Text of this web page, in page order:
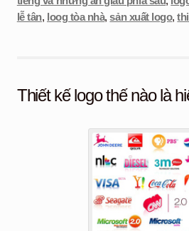
lễ tân, loog tòa nhà,sản xuất logo,
Thiết kế logo thế nào là